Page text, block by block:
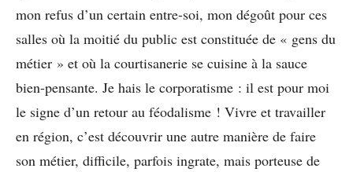
mon refus d’un certain entre-soi, mon dégoût pour ces
salles où la moitié du public est constituée de « gens du
métier » et où la courtisanerie se cuisine à la sauce
bien-pensante. Je hais le corporatisme : il est pour moi
le signe d’un retour au féodalisme ! Vivre et travailler
en région, c’est découvrir une autre manière de faire
son métier, difficile, parfois ingrate, mais porteuse de